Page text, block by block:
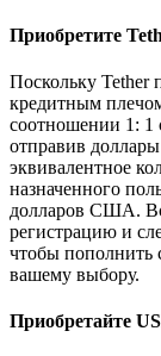
Приобретите
Поскольку Tether
кредитным
соотношении 1: 1
отправив
эквивалентное
назначенного
долларов США.
регистрацию и
чтобы пополнить
вашему выбору.
Приобретайте